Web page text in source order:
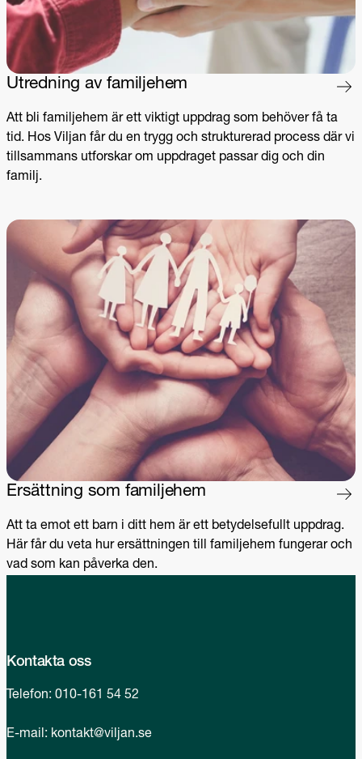
Utredning av familjehem
Att bli familjehem är ett viktigt uppdrag som behöver få ta
tid. Hos Viljan får du en trygg och strukturerad process där vi
tillsammans utforskar om uppdraget passar dig och din
familj.
Ersättning som familjehem
Att ta emot ett barn i ditt hem är ett betydelsefullt uppdrag.
Här får du veta hur ersättningen till familjehem fungerar och
vad som kan påverka den.
Kontakta oss
Telefon: 010-161 54 52
E-mail: kontakt@viljan.se